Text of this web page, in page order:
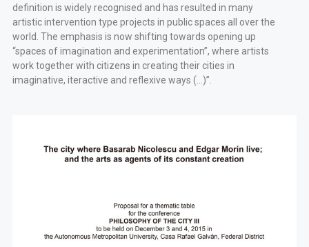
definition is widely recognised and has resulted in many
artistic intervention type projects in public spaces all over the
world. The emphasis is now shifting towards opening up
“spaces of imagination and experimentation”, where artists
work together with citizens in creating their cities in
imaginative, iteractive and reflexive ways (…)”.